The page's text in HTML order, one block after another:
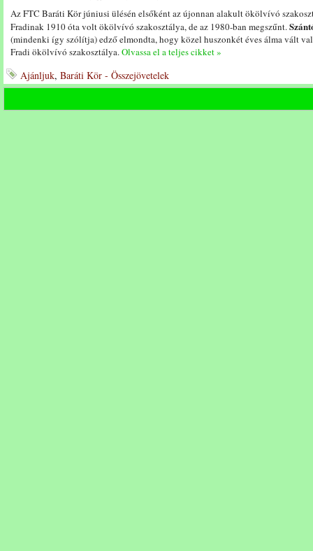
Az FTC Baráti Kör júniusi ülésén elsőként az újonnan alakult ökölvívó
Fradinak 1910 óta volt ökölvívó szakosztálya, de az 1980-ban megszűnt.
(mindenki így szólítja) edző elmondta, hogy közel huszonkét éves álma vált
Fradi ökölvívó szakosztálya.Olvassa el a teljes cikket »
Ajánljuk, Baráti Kör - Összejövetelek